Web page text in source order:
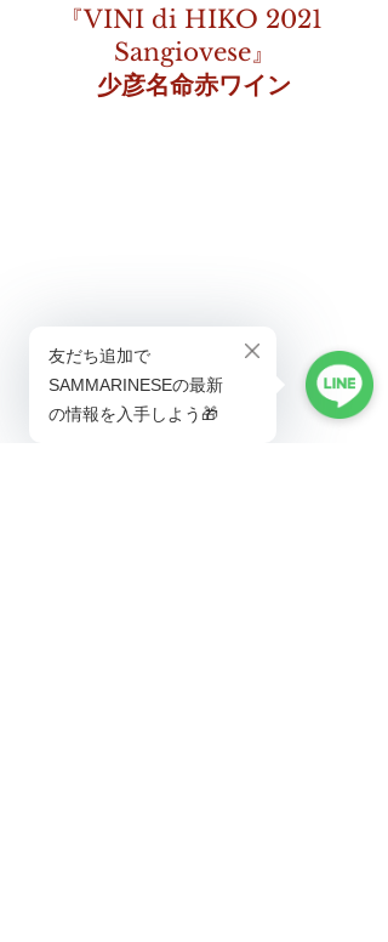
『VINI di HIKO 2021
Sangiovese』
少彦名命赤ワイン